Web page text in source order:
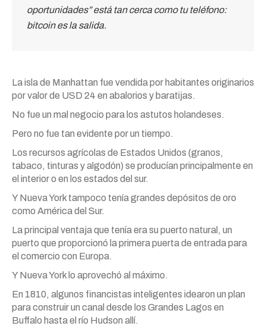
oportunidades” está tan cerca como tu teléfono:
bitcoin es la salida.
La isla de Manhattan fue vendida por habitantes originarios
por valor de USD 24 en abalorios y baratijas.
No fue un mal negocio para los astutos holandeses.
Pero no fue tan evidente por un tiempo.
Los recursos agrícolas de Estados Unidos (granos,
tabaco, tinturas y algodón) se producían principalmente en
el interior o en los estados del sur.
Y Nueva York tampoco tenía grandes depósitos de oro
como América del Sur.
La principal ventaja que tenía era su puerto natural, un
puerto que proporcionó la primera puerta de entrada para
el comercio con Europa.
Y Nueva York lo aprovechó al máximo.
En 1810, algunos financistas inteligentes idearon un plan
para construir un canal desde los Grandes Lagos en
Buffalo hasta el río Hudson allí.